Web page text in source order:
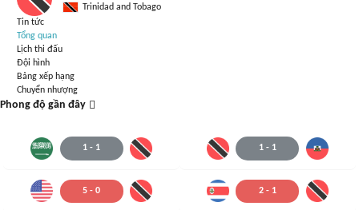
Trinidad and Tobago
Tin tức
Tổng quan
Lịch thi đấu
Đội hình
Bảng xếp hạng
Chuyển nhượng
Phong độ gần đây
1 - 1 1- 1
5 -0 2- 1